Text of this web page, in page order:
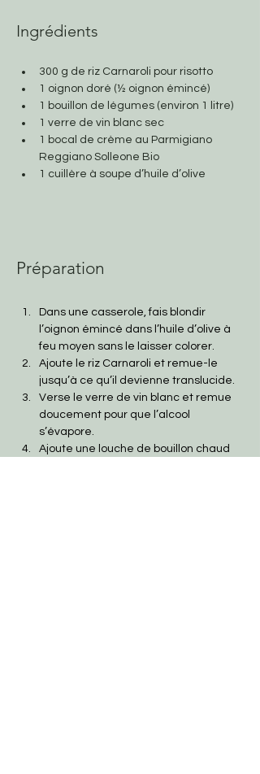
Ingrédients
300 g de riz Carnaroli pour risotto
1 oignon doré (½ oignon émincé)
1 bouillon de légumes (environ 1 litre)
1 verre de vin blanc sec
1 bocal de crème au Parmigiano
Reggiano Solleone Bio
1 cuillère à soupe d’huile d’olive
Préparation
Dans une casserole, fais blondir
l’oignon émincé dans l’huile d’olive à
feu moyen sans le laisser colorer.
Ajoute le riz Carnaroli et remue-le
jusqu’à ce qu’il devienne translucide.
Verse le verre de vin blanc et remue
doucement pour que l’alcool
s’évapore.
Ajoute une louche de bouillon chaud